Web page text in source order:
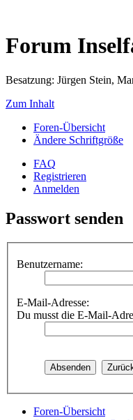
Forum
Besatzung: Jürgen Stein,
Zum Inhalt
Foren-Übersicht
Ändere Schriftgröße
FAQ
Registrieren
Anmelden
Passwort senden
Benutzername:
E-Mail-Adresse:
Du musst die E-Mail-
Foren-Übersicht